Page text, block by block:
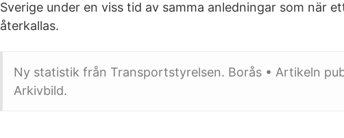
Sverige under en viss tid av samma anledningar som när
återkallas.
Ny statistik från Transportstyrelsen. Borås • Artikeln
Arkivbild.